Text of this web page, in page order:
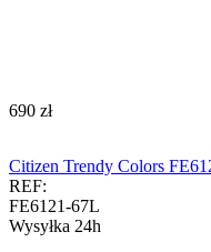
‍690‍ zł
Citizen Trendy Colors
REF:
FE6121-67L
Wysyłka 24h